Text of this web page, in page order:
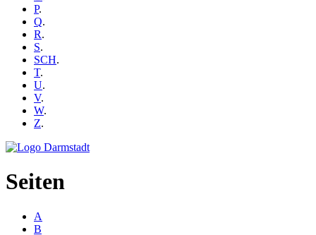
P.
Q.
R.
S.
SCH.
T.
U.
V.
W.
Z.
Seiten
A
B